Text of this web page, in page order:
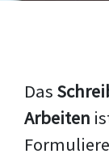
Das
Arbeiten